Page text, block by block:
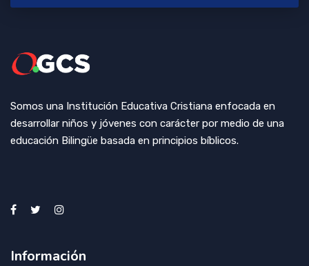
Somos una Institución Educativa Cristiana enfocada en
desarrollar niños y jóvenes con carácter por medio de una
educación Bilingüe basada en principios bíblicos.
Información